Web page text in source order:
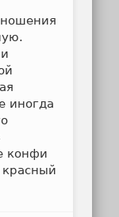
иногда
конфи